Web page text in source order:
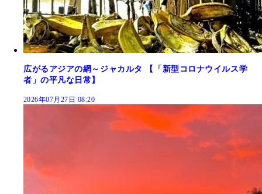
広がるアジアの網～ジャカルタ 【「新型コロナウイルス学
者」の平凡な日常】
2026年07月27日 08:20